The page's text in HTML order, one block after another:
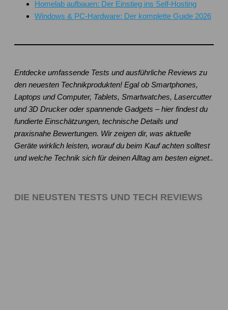
Homelab aufbauen: Der Einstieg ins Self-Hosting
Windows & PC-Hardware: Der komplette Guide 2026
Entdecke umfassende Tests und ausführliche Reviews zu
den neuesten Technikprodukten! Egal ob Smartphones,
Laptops und Computer, Tablets, Smartwatches, Lasercutter
und 3D Drucker oder spannende Gadgets – hier findest du
fundierte Einschätzungen, technische Details und
praxisnahe Bewertungen. Wir zeigen dir, was aktuelle
Geräte wirklich leisten, worauf du beim Kauf achten solltest
und welche Technik sich für deinen Alltag am besten eignet..
DIE NEUSTEN TESTS UND TECH REVIEWS